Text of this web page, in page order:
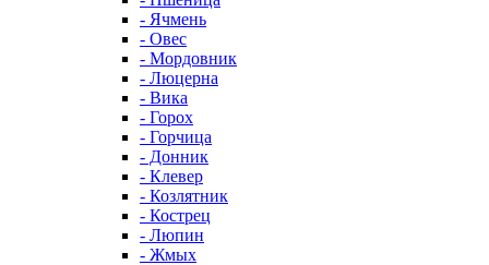
- Ячмень
- Овес
- Мордовник
- Люцерна
- Вика
- Горох
- Горчица
- Донник
- Клевер
- Козлятник
- Кострец
- Люпин
- Жмых